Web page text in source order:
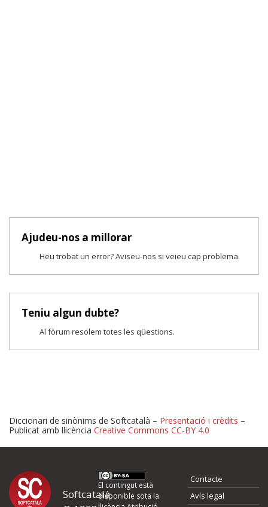
Ajudeu-nos a millorar
Heu trobat un error? Aviseu-nos si veieu cap problema.
Teniu algun dubte?
Al fòrum resolem totes les qüestions.
Proposeu-nos millores o
d'errors
Diccionari de sinònims de Softcatalà – Presentació i crèdits –
Publicat amb llicència Creative Commons CC-BY 4.0
Softcatalà
El contingut està
disponible sota la
Contacte
Avís legal